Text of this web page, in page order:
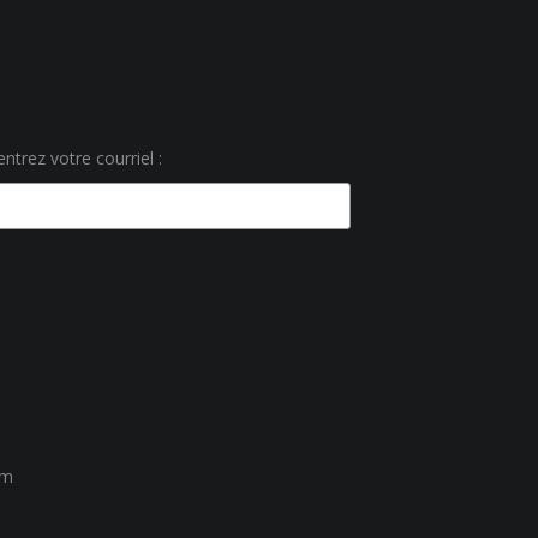
votre courriel :